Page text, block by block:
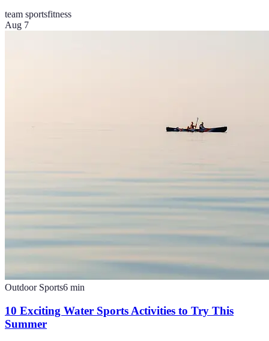
team sportsfitness
Aug 7
Outdoor Sports6 min
10 Exciting Water Sports Activities to Try This
Summer